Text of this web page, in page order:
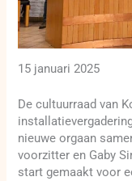
15 januari 2025
De cultuurraad van
nieuwe orgaan
voorzitter en Gaby
start gemaakt voor